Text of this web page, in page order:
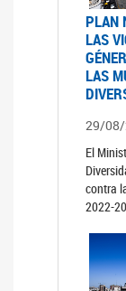
PLAN
LAS
LAS
29/
El
contra
2022-